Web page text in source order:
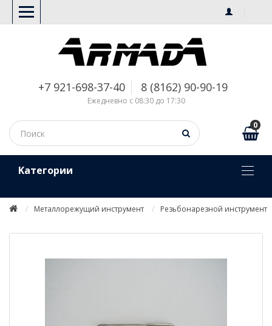
+7 921-698-37-40 8 (8162) 90-90-19
Ежедневно с 08:30 до 17:30
0
Kатегории
Металлорежущий инструмент Резьбонарезной инструмент